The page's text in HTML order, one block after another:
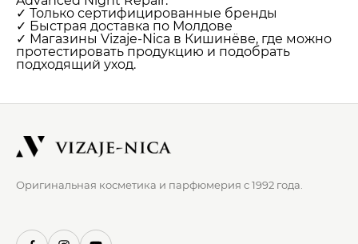
✓ Только сертифицированные бренды
✓ Быстрая доставка по Молдове
✓ Магазины Vizaje-Nica в Кишинёве, где можно
протестировать продукцию и подобрать
подходящий уход.
Оригинальная косметика и парфюмерия с 1992 года.